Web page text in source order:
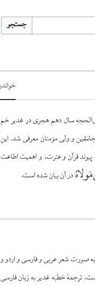
جستجو
پیامبر اسلام صلی الله علیه وآله در ۱۸ ذی‌الحجه سال دهم هجری در غدیر خم
و ولی مؤمنان معرفی شد. این
قرآن و عترت، و اهمیت اطاعت
در آن بیان شده است.
صورت شعر عربی و فارسی و اردو و
ترجمهٔ خطبه غدیر به زبان فارسی